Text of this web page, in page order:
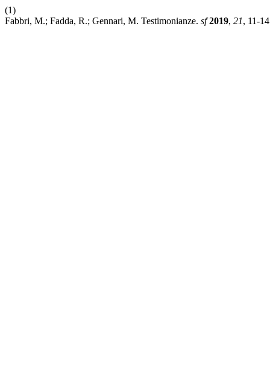
(1)
Fabbri, M.; Fadda, R.; Gennari, M. Testimonianze. sf 2019, 21, 11-